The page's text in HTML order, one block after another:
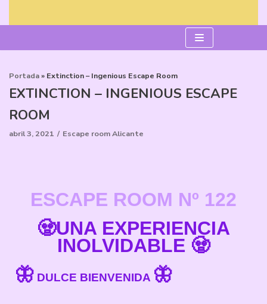
al
Portada » Extinction – Ingenious Escape Room
EXTINCTION – INGENIOUS ESCAPE
ROOM
abril 3, 2021 Escape room Alicante
ESCAPE ROOM Nº 122
🧟UNA EXPERIENCIA
INOLVIDABLE 🧟
🦋 DULCE BIENVENIDA 🦋